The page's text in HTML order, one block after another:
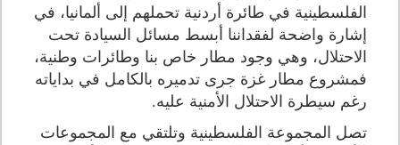
الفلسطينية في طائرة أردنية تحملهم إلى ألمانيا، في
إشارة واضحة لفقداننا أبسط مسائل السيادة تحت
الاحتلال، وهي وجود مطار خاص بنا وطائرات وطنية،
فمشروع مطار غزة جرى تدميره بالكامل في بداياته
رغم سيطرة الاحتلال الأمنية عليه.
تصل المجموعة الفلسطينية وتلتقي مع المجموعات